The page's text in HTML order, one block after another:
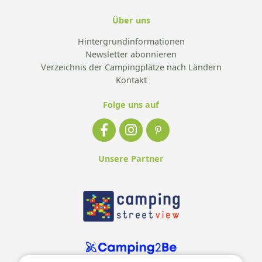
Über uns
Hintergrundinformationen
Newsletter abonnieren
Verzeichnis der Campingplätze nach Ländern
Kontakt
Folge uns auf
Unsere Partner